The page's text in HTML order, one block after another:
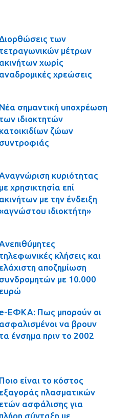
των
τετραγωνικών μέτρων
ακινήτων χωρίς
αναδρομικές χρεώσεις
Νέα σημαντική υποχρέωση
των ιδιοκτητών
κατοικιδίων ζώων
συντροφιάς
Αναγνώριση κυριότητας
με χρησικτησία επί
ακινήτων με την ένδειξη
ιδιοκτήτη»
Ανεπιθύμητες
τηλεφωνικές κλήσεις και
ελάχιστη αποζημίωση
συνδρομητών με 10.000
ευρώ
e-ΕΦΚΑ: Πως μπορούν οι
ασφαλισμένοι να βρουν
τα ένσημα πριν το 2002
Ποιο είναι το κόστος
εξαγοράς πλασματικών
ετών ασφάλισης για
πλήρη σύνταξη με